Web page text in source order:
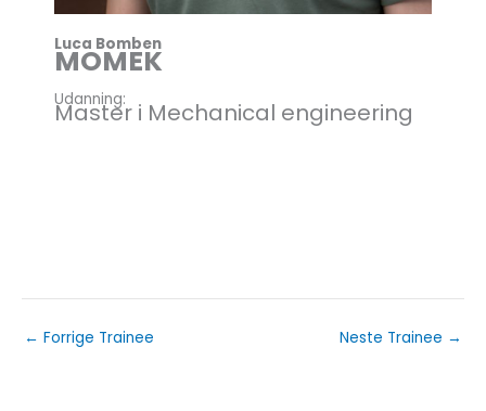
Luca Bomben
MOMEK
Udanning:
Master i Mechanical engineering
← Forrige Trainee Neste Trainee →